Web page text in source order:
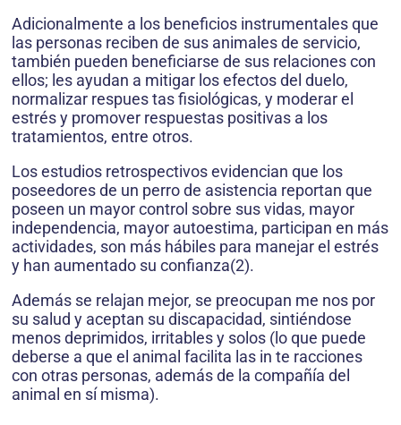
Adicionalmente a los beneficios instrumentales que
las personas reciben de sus animales de servicio,
también pueden beneficiarse de sus relaciones con
ellos; les ayudan a mitigar los efectos del duelo,
normalizar respues tas fisiológicas, y moderar el
estrés y promover respuestas positivas a los
tratamientos, entre otros.
Los estudios retrospectivos evidencian que los
poseedores de un perro de asistencia reportan que
poseen un mayor control sobre sus vidas, mayor
independencia, mayor autoestima, participan en más
actividades, son más hábiles para manejar el estrés
y han aumentado su confianza(2).
Además se relajan mejor, se preocupan me nos por
su salud y aceptan su discapacidad, sintiéndose
menos deprimidos, irritables y solos (lo que puede
deberse a que el animal facilita las in te racciones
con otras personas, además de la compañía del
animal en sí misma).